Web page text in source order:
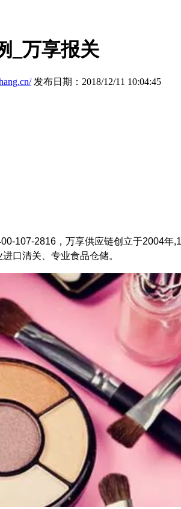
_万享报关
发布日期：2018/12/11 10:04:45
107-2816，万享供应链创立于2004年
口清关、专业食品仓储。